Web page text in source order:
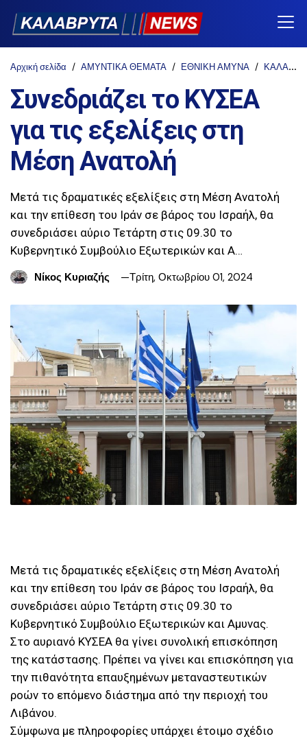
Αρχική σελίδα ΑΜΥΝΤΙΚΑ ΘΕΜΑΤΑ ΕΘΝΙΚΗ ΑΜΥΝΑ ΚΑΛΑΒΡΥΤΑ-NEWS
Συνεδριάζει το ΚΥΣΕΑ
για τις εξελίξεις στη
Μέση Ανατολή
Μετά τις δραματικές εξελίξεις στη Μέση Ανατολή
και την επίθεση του Ιράν σε βάρος του Ισραήλ, θα
συνεδριάσει αύριο Τετάρτη στις 09.30 το
Κυβερνητικό Συμβούλιο Εξωτερικών και Α…
Νίκος Κυριαζής
Τρίτη, Οκτωβρίου 01, 2024
Μετά τις δραματικές εξελίξεις στη Μέση Ανατολή
και την επίθεση του Ιράν σε βάρος του Ισραήλ, θα
συνεδριάσει αύριο Τετάρτη στις 09.30 το
Κυβερνητικό Συμβούλιο Εξωτερικών και Αμυνας.
Στο αυριανό ΚΥΣΕΑ θα γίνει συνολική επισκόπηση
της κατάστασης. Πρέπει να γίνει και επισκόπηση για
την πιθανότητα επαυξημένων μεταναστευτικών
ροών το επόμενο διάστημα από την περιοχή του
Λιβάνου.
Σύμφωνα με πληροφορίες υπάρχει έτοιμο σχέδιο